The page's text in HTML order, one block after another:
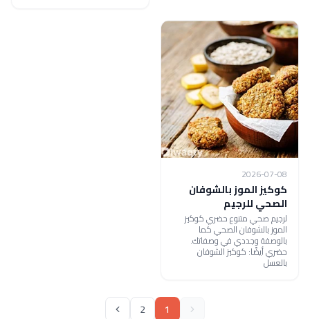
2026-07-08
كوكيز الموز بالشوفان
الصحي للرجيم
لرجيم صحي متنوع حضري كوكيز
الموز بالشوفان الصحي كما
بالوصفة وجددي في وصفاتك.
حضري أيضًا: كوكيز الشوفان
بالعسل
1
2